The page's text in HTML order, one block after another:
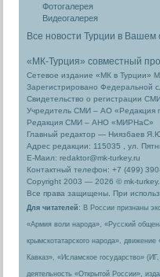
Фотогалерея
Видеогалерея
Все новости Турции в
«МК-Турция» совместный
Сетевое издание «МК в Турции»
Зарегистрировано Федеральной
Свидетельство о регистрации
Учредитель СМИ – АО «Редакция
Редакция СМИ – АНО «МИРНаС»
Главный редактор — Ниязбаев
Адрес редакции: 115035 , ул.
Е-Маил: redaktor@mk-turkey.ru
Контактный телефон: +7 (499)
Copyright 2003 — 2026 © mk-
Все права защищены. При
Для читателей : В России признаны
«Армия воли народа», «Русский
крымскотатарского народа»,
Кавказ», «Исламское государство»
деятельность «Открытой России»,